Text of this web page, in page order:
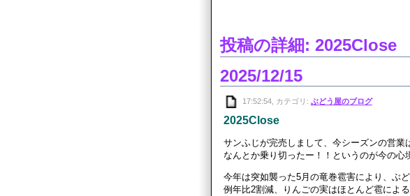
投稿の詳細: 2025Close
2025/12/15
17:52:54, カテゴリ: ぶどう屋のブログ
2025Close
サンふじが完売しまして、今シーズンの営業
なんとか乗り切ったー！！というのが今の心
今年は突如襲った5月の竜巻雹害により、ぶ
例年比2割減、りんごの実はほとんど雹によ